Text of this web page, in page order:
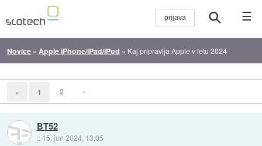
☰
Novice » Apple iPhone/iPad/iPod » Kaj pripravlja Apple v letu 2024
« 1 2 »
BT52
:: 15. jun 2024, 13:05